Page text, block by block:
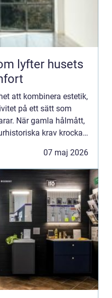
lyfter husets
att kombinera estetik,
på ett sätt som
När gamla hålmått,
krav krockar
07 maj 2026